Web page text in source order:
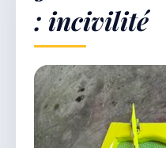
Démarches & Vie
Vie locale &
: incivilité